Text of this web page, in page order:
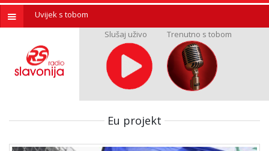
Uvijek s tobom
Slušaj uživo
Trenutno s tobom
Eu projekt